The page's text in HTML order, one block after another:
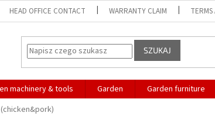
HEAD OFFICE CONTACT WARRANTY CLAIM TERMS
SZUKAJ
machinery & tools Garden Garden furniture